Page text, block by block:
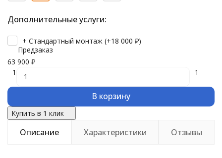
Дополнительные услуги:
+ Стандартный монтаж (+18 000 ₽)
Предзаказ
63 900 ₽
1
1
В корзину
Купить в 1 клик
Описание Характеристики Отзывы